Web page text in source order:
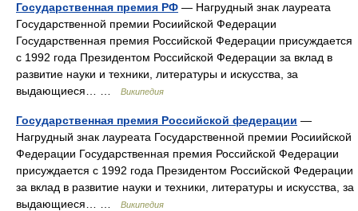
Государственная премия РФ — Нагрудный знак лауреата
Государственной премии Росиийской Федерации
Государственная премия Российской Федерации присуждается
с 1992 года Президентом Российской Федерации за вклад в
развитие науки и техники, литературы и искусства, за
выдающиеся… …
Википедия
Государственная премия Российской федерации —
Нагрудный знак лауреата Государственной премии Росиийской
Федерации Государственная премия Российской Федерации
присуждается с 1992 года Президентом Российской Федерации
за вклад в развитие науки и техники, литературы и искусства, за
выдающиеся… …
Википедия